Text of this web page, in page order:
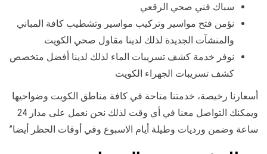
سباك فني صحي الرقعي
نؤمن فتح مواسير وتركيب مواسير وتشطيب كافة المباني
والمنشآت الجديدة لذلك لدينا مقاول صحي الكويت
نوفر خدمة كشف تسريبات الماء لذلك لدينا أفضل متخصص
كشف تسريبات الجهراء الكويت
أسعارنا رخيصة، خدمتنا متاحة في كافة مناطق الكويت وضواحيها
ويمكنك التواصل معنا في أي وقت لذلك نحن نعمل على مدار 24
ساعة وضمن ورديات وطيلة أيام الاسبوع وفي أوقات الحظر أيضا”